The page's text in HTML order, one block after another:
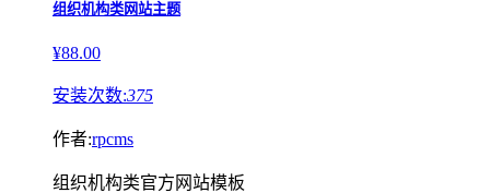
组织机构类网站主题
¥88.00
安装次数:375
作者:rpcms
组织机构类官方网站模板